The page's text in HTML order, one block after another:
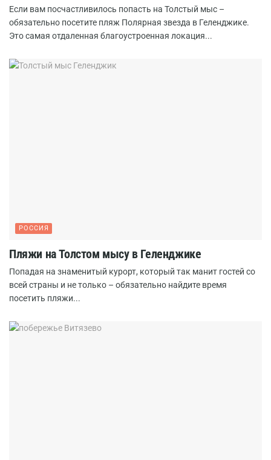
Если вам посчастливилось попасть на Толстый мыс –
обязательно посетите пляж Полярная звезда в Геленджике.
Это самая отдаленная благоустроенная локация...
РОССИЯ
Пляжи на Толстом мысу в Геленджике
Попадая на знаменитый курорт, который так манит гостей со
всей страны и не только – обязательно найдите время
посетить пляжи...